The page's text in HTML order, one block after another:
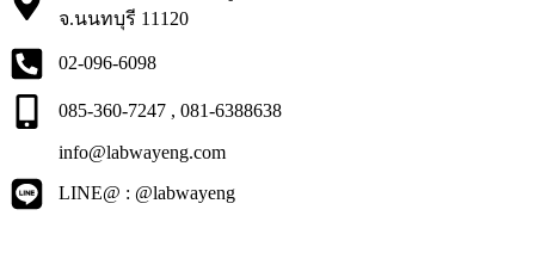
จ.นนทบุรี 11120
02-096-6098
085-360-7247 , 081-6388638
info@labwayeng.com
LINE@ : @labwayeng